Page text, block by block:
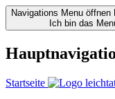
Navigations Menu öffnen
Ich bin das
Startseite